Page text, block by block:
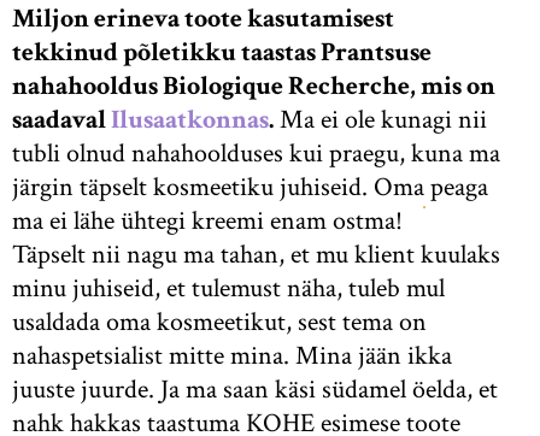
Miljon erineva toote kasutamisest
tekkinud põletikku taastas Prantsuse
nahahooldus Biologique Recherche, mis on
saadavalIlusaatkonnas.Ma ei ole kunagi nii
tubli olnud nahahoolduses kui praegu, kuna ma
järgin täpselt kosmeetiku juhiseid. Oma peaga
ma ei lähe ühtegi kreemi enam ostma!
Täpselt nii nagu ma tahan, et mu klient kuulaks
minu juhiseid, et tulemust näha, tuleb mul
usaldada oma kosmeetikut, sest tema on
nahaspetsialist mitte mina. Mina jään ikka
juuste juurde. Ja ma saan käsi südamel öelda, et
nahk hakkas taastuma KOHE esimese toote